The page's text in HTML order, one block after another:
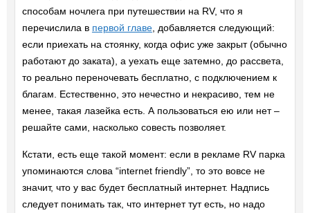
способам ночлега при путешествии на RV, что я
перечислила в первой главе, добавляется следующий:
если приехать на стоянку, когда офис уже закрыт (обычно
работают до заката), а уехать еще затемно, до рассвета,
то реально переночевать бесплатно, с подключением к
благам. Естественно, это нечестно и некрасиво, тем не
менее, такая лазейка есть. А пользоваться ею или нет –
решайте сами, насколько совесть позволяет.
Кстати, есть еще такой момент: если в рекламе RV парка
упоминаются слова “internet friendly”, то это вовсе не
значит, что у вас будет бесплатный интернет. Надпись
следует понимать так, что интернет тут есть, но надо